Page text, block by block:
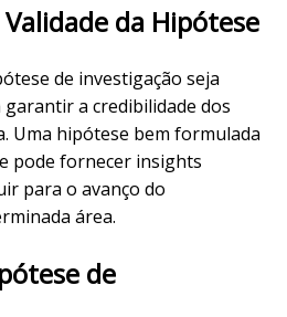
da Hipótese
de investigação seja
a credibilidade dos
Uma hipótese bem formulada
pode fornecer insights
para o avanço do
área.
de